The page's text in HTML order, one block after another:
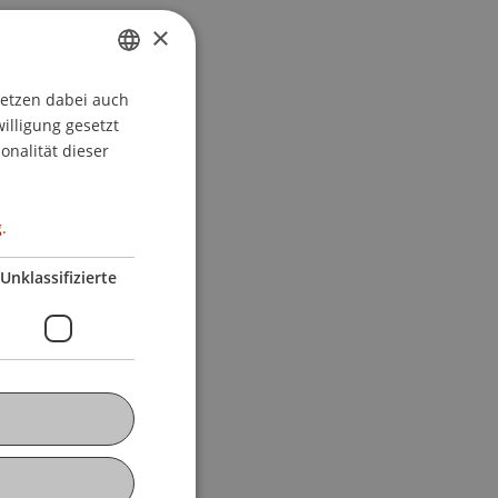
GERMAN
ENGLISH
×
dabei auch
gesetzt
dieser
Unklassifizierte